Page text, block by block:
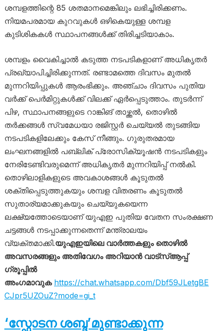
ശമ്പളത്തിന്റെ 85 ശതമാനമെങ്കിലും ലഭിച്ചിരിക്കണം.
നിയമപരമായ കുറവുകൾ ഒഴികെയുള്ള ശമ്പള
കുടിശികകൾ സ്ഥാപനങ്ങൾക്ക് തിരിച്ചടിയാകാം.
ശമ്പളം വൈകിച്ചാൽ കടുത്ത നടപടികളാണ് അധികൃതർ
പ്രഖ്യാപിച്ചിരിക്കുന്നത്. രണ്ടാമത്തെ ദിവസം മുതൽ
മുന്നറിയിപ്പുകൾ ആരംഭിക്കും. അഞ്ചാം ദിവസം പുതിയ
വർക്ക് പെർമിറ്റുകൾക്ക് വിലക്ക് ഏർപ്പെടുത്താം. തുടർന്ന്
പിഴ, സ്ഥാപനങ്ങളുടെ റാങ്കിങ് താഴ്ത്തൽ, തൊഴിൽ
തർക്കങ്ങൾ സ്വമേധയാ രജിസ്റ്റർ ചെയ്യൽ തുടങ്ങിയ
നടപടികളിലേക്കും കേസ് നീങ്ങും. ഗുരുതരമായ
ലംഘനങ്ങളിൽ പബ്ലിക് പ്രോസിക്യൂഷൻ നടപടികളും
നേരിടേണ്ടിവരുമെന്ന് അധികൃതർ മുന്നറിയിപ്പ് നൽകി.
തൊഴിലാളികളുടെ അവകാശങ്ങൾ കൂടുതൽ
ശക്തിപ്പെടുത്തുകയും ശമ്പള വിതരണം കൂടുതൽ
സുതാര്യമാക്കുകയും ചെയ്യുകയെന്ന
ലക്ഷ്യത്തോടെയാണ് യുഎഇ പുതിയ വേതന സംരക്ഷണ
ചട്ടങ്ങൾ നടപ്പാക്കുന്നതെന്ന് മന്ത്രാലയം
വ്യക്തമാക്കി.യുഎഇയിലെ വാർത്തകളും തൊഴിൽ
അവസരങ്ങളും അതിവേഗം അറിയാൻ വാട്സ്ആപ്പ്
ഗ്രൂപ്പിൽ
അംഗമാവുക https://chat.whatsapp.com/Dbf59JLetgBE
CJpr5UZOuZ?mode=gi_t
‘സ്ഫോടന ശബ്ദ’മുണ്ടാക്കുന്ന